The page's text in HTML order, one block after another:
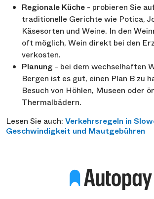
Regionale Küche - probieren Sie
traditionelle Gerichte wie Potica,
Käsesorten und Weine. In den
oft möglich, Wein direkt bei den
verkosten.
Planung - bei dem wechselhaften
Bergen ist es gut, einen Plan B zu
Besuch von Höhlen, Museen oder
Thermalbädern.
Lesen Sie auch: Verkehrsregeln in
Geschwindigkeit und Mautgebühren